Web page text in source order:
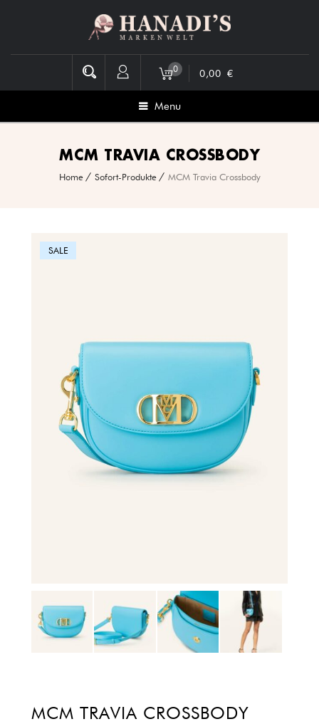
0 0,00 €
Menu
MCM TRAVIA CROSSBODY
Home Sofort-Produkte MCM Travia Crossbody
SALE
MCM TRAVIA CROSSBODY